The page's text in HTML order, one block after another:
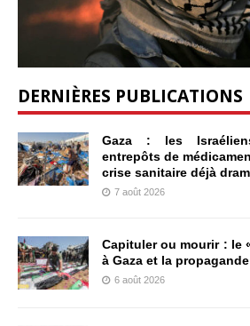
DERNIÈRES PUBLICATIONS
Gaza : les
entrepôts de
crise sanitaire déjà
7 août 2026
Capituler ou mourir : le
à Gaza et la
6 août 2026